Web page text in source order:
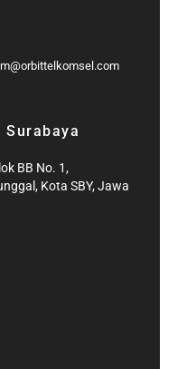
Surabaya
BB No. 1,
Kota SBY, Jawa